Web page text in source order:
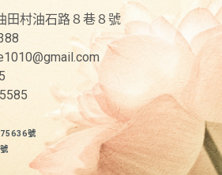
田村油石路８巷８號
號